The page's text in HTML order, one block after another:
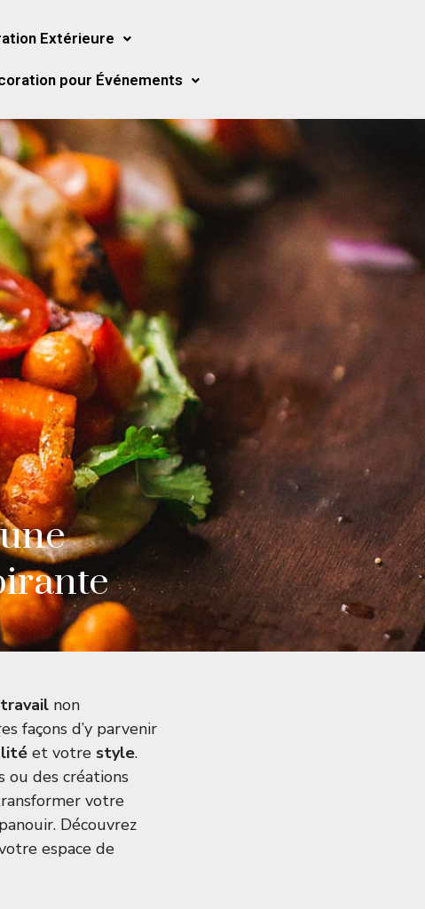
Extérieure
pour Événements
non
façons d’y parvenir
et votre style.
ou des créations
votre
Découvrez
espace de